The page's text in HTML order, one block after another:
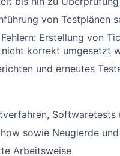
von Testplänen
Erstellung von
korrekt umgesetzt
und erneutes
Softwaretests
sowie Neugierde
Arbeitsweise